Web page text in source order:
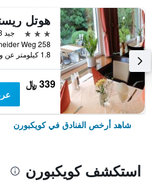
3 نجوم
جيد 7.8
1.8 كيلومتر عن وسط المدينة
339 ﷼
شاهد أرخص الفنادق في كويكبورن
استكشف كويكبورن